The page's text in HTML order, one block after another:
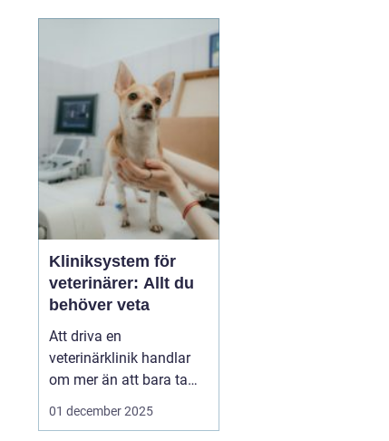
skins, eller Counter-
Strike: Global Offensive
(CS:GO) skins, &...
Kliniksystem för
veterinärer: Allt du
behöver veta
Att driva en
veterinärklinik handlar
om mer än att bara ta
hand om djuren.
01 december 2025